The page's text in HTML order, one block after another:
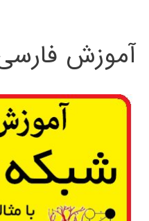
آموزش